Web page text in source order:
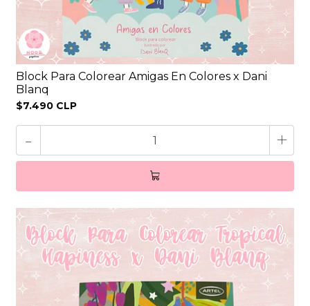
Block Para Colorear Amigas En Colores x Dani
Blanq
$7.490 CLP
- +